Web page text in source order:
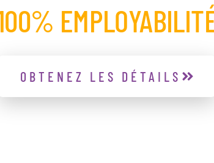
OBTENEZ LES DÉTAILS